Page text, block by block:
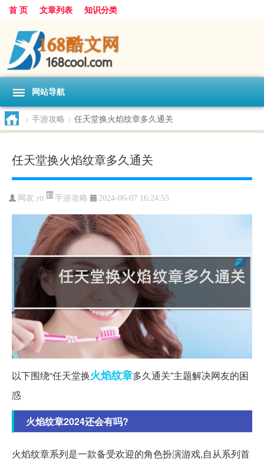
首 页 文章列表 知识分类
网站导航
> 手游攻略 > 任天堂换火焰纹章多久通关
任天堂换火焰纹章多久通关
网友:rtt 手游攻略 2024-06-07 16:24:55
以下围绕“任天堂换火焰纹章多久通关”主题解决网友的困
惑
火焰纹章2024还会有吗?
火焰纹章系列是一款备受欢迎的角色扮演游戏,自从系列首